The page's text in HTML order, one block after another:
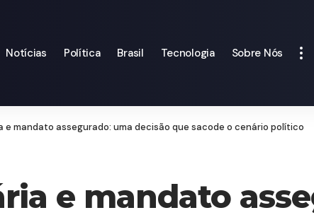
Notícias Política Brasil Tecnologia Sobre Nós
mandato assegurado: uma decisão que sacode o cenário político
e mandato